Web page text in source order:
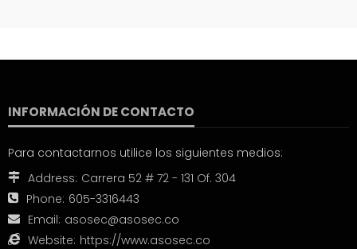
INFORMACIÓN DE CONTACTO
Para contactarnos utilice los siguientes medios:
Address: Carrera 52 # 72 - 131 Of. 304
Phone: 605-3316443
Email: asosec@asosec.co
Website: https://www.asosec.co